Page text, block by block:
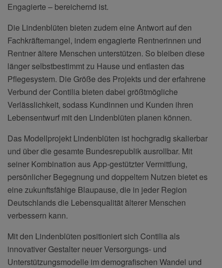
Engagierte – bereichernd ist.
Die Lindenblüten bieten zudem eine Antwort auf den
Fachkräftemangel, indem engagierte Rentnerinnen und
Rentner ältere Menschen unterstützen. So bleiben diese
länger selbstbestimmt zu Hause und entlasten das
Pflegesystem. Die Größe des Projekts und der erfahrene
Verbund der Contilia bieten dabei größtmögliche
Verlässlichkeit, sodass Kundinnen und Kunden ihren
Lebensentwurf mit den Lindenblüten planen können.
Das Modellprojekt Lindenblüten ist hochgradig skalierbar
und über die gesamte Bundesrepublik ausrollbar. Mit
seiner Kombination aus App-gestützter Vermittlung,
persönlicher Begegnung und doppeltem Nutzen bietet es
eine zukunftsfähige Blaupause, die in jeder Region
Deutschlands die Lebensqualität älterer Menschen
verbessern kann.
Mit den Lindenblüten positioniert sich Contilia als
innovativer Gestalter neuer Versorgungs- und
Unterstützungsmodelle im demografischen Wandel und